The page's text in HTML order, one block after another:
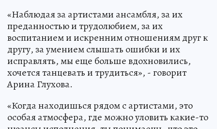
«Наблюдая за артистами ансамбля, за их
преданностью и трудолюбием, за их
воспитанием и искренним отношениям друг к
другу, за умением слышать ошибки и их
исправлять, мы еще больше вдохновились,
хочется танцевать и трудиться», - говорит
Арина Глухова.
«Когда находишься рядом с артистами, это
особая атмосфера, где можно уловить какие-то